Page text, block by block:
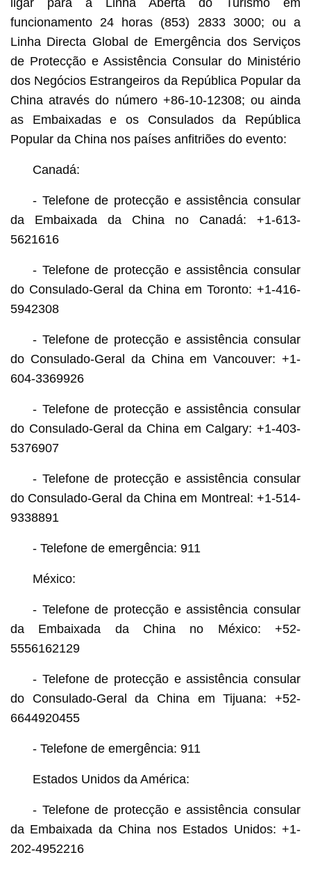
funcionamento 24 horas (853) 2833 3000; ou a
Linha Directa Global de Emergência dos Serviços
de Protecção e Assistência Consular do Ministério
dos Negócios Estrangeiros da República Popular da
China através do número +86-10-12308; ou ainda
as Embaixadas e os Consulados da República
Popular da China nos países anfitriões do evento:
Canadá:
- Telefone de protecção e assistência consular
da Embaixada da China no Canadá: +1-613-
5621616
- Telefone de protecção e assistência consular
do Consulado-Geral da China em Toronto: +1-416-
5942308
- Telefone de protecção e assistência consular
do Consulado-Geral da China em Vancouver: +1-
604-3369926
- Telefone de protecção e assistência consular
do Consulado-Geral da China em Calgary: +1-403-
5376907
- Telefone de protecção e assistência consular
do Consulado-Geral da China em Montreal: +1-514-
9338891
- Telefone de emergência: 911
México:
- Telefone de protecção e assistência consular
da Embaixada da China no México: +52-
5556162129
- Telefone de protecção e assistência consular
do Consulado-Geral da China em Tijuana: +52-
6644920455
- Telefone de emergência: 911
Estados Unidos da América:
- Telefone de protecção e assistência consular
da Embaixada da China nos Estados Unidos: +1-
202-4952216